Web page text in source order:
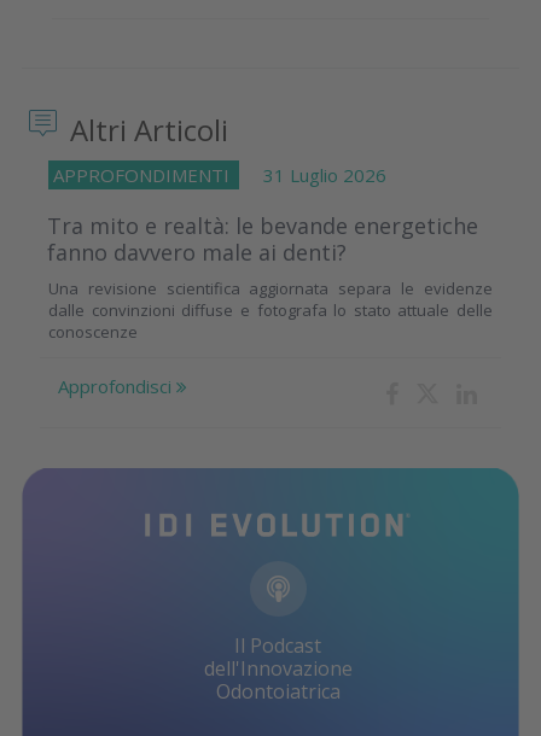
Altri Articoli
APPROFONDIMENTI 31 Luglio 2026
Tra mito e realtà: le bevande energetiche
fanno davvero male ai denti?
Una revisione scientifica aggiornata separa le evidenze
dalle convinzioni diffuse e fotografa lo stato attuale delle
conoscenze
Approfondisci
Il Podcast
dell'Innovazione
Odontoiatrica